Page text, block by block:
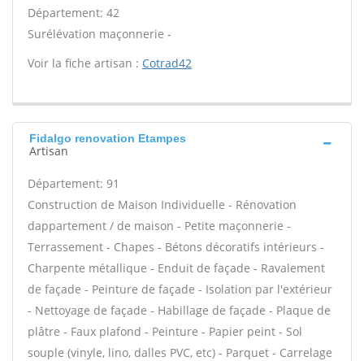
Département: 42
Surélévation maçonnerie -
Voir la fiche artisan : Cotrad42
Fidalgo renovation Etampes
Artisan
Département: 91
Construction de Maison Individuelle - Rénovation
dappartement / de maison - Petite maçonnerie -
Terrassement - Chapes - Bétons décoratifs intérieurs -
Charpente métallique - Enduit de façade - Ravalement
de façade - Peinture de façade - Isolation par l'extérieur
- Nettoyage de façade - Habillage de façade - Plaque de
plâtre - Faux plafond - Peinture - Papier peint - Sol
souple (vinyle, lino, dalles PVC, etc) - Parquet - Carrelage